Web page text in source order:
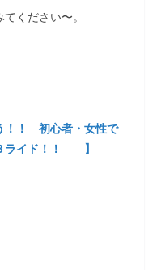
ください〜。
！！ 初心者・女性で
ライド！！ 】